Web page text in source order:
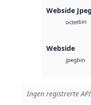
Webside
octetbin
Webside
jpegbin
Ingen registrerte